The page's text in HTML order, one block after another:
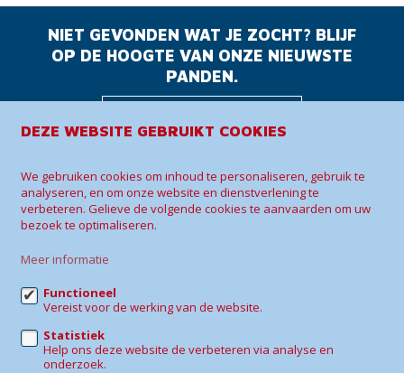
NIET GEVONDEN WAT JE ZOCHT? BLIJF
OP DE HOOGTE VAN ONZE NIEUWSTE
PANDEN.
HOOGTE
Sherwin Immo +
Vogelenzangstraat 55
3070 Kortenberg
daphne@sherwin-immo.be
DEZE WEBSITE GEBRUIKT COOKIES
We gebruiken cookies om inhoud te personaliseren, gebruik te
analyseren, en om onze website en dienstverlening te
verbeteren. Gelieve de volgende cookies te aanvaarden om uw
bezoek te optimaliseren.
Meer informatie
Functioneel
Vereist voor de werking van de website.
Statistiek
Help ons deze website de verbeteren via analyse en
onderzoek.